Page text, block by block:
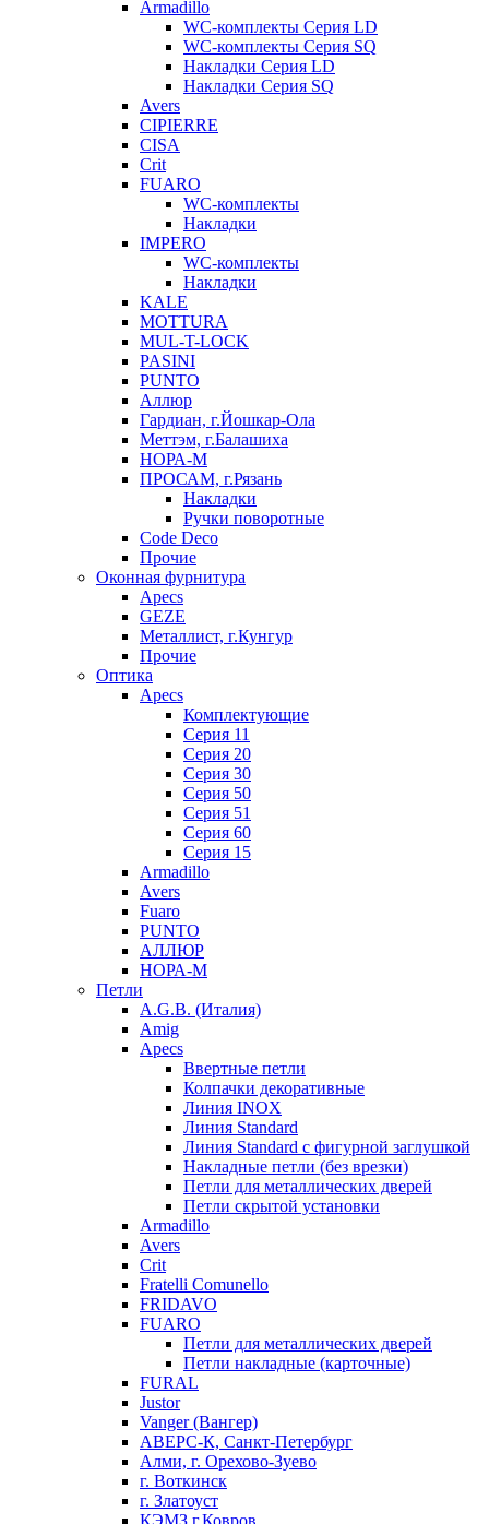
Armadillo
WC-комплекты Серия LD
WC-комплекты Серия SQ
Накладки Серия LD
Накладки Серия SQ
Avers
CIPIERRE
CISA
Crit
FUARO
WC-комплекты
Накладки
IMPERO
WC-комплекты
Накладки
KALE
MOTTURA
MUL-T-LOCK
PASINI
PUNTO
Аллюр
Гардиан, г.Йошкар-Ола
Меттэм, г.Балашиха
НОРА-М
ПРОСАМ, г.Рязань
Накладки
Ручки поворотные
Code Deco
Прочие
Оконная фурнитура
Apecs
GEZE
Металлист, г.Кунгур
Прочие
Оптика
Apecs
Комплектующие
Серия 11
Серия 20
Серия 30
Серия 50
Серия 51
Серия 60
Серия 15
Armadillo
Avers
Fuaro
PUNTO
АЛЛЮР
НОРА-М
Петли
A.G.B. (Италия)
Amig
Apecs
Ввертные петли
Колпачки декоративные
Линия INOX
Линия Standard
Линия Standard с фигурной заглушкой
Накладные петли (без врезки)
Петли для металлических дверей
Петли скрытой установки
Armadillo
Avers
Crit
Fratelli Comunello
FRIDAVO
FUARO
Петли для металлических дверей
Петли накладные (карточные)
FURAL
Justor
Vanger (Вангер)
АВЕРС-К, Санкт-Петербург
Алми, г. Орехово-Зуево
г. Воткинск
г. Златоуст
КЭМЗ г.Ковров